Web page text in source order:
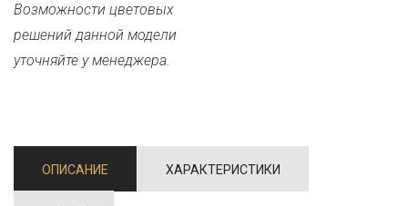
Возможности цветовых
решений данной модели
уточняйте у менеджера.
ОПИСАНИЕ ХАРАКТЕРИСТИКИ